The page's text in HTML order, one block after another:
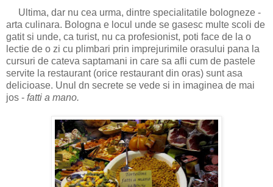
Ultima, dar nu cea urma, dintre specialitatile bologneze -
arta culinara. Bologna e locul unde se gasesc multe scoli de
gatit si unde, ca turist, nu ca profesionist, poti face de la o
lectie de o zi cu plimbari prin imprejurimile orasului pana la
cursuri de cateva saptamani in care sa afli cum de pastele
servite la restaurant (orice restaurant din oras) sunt asa
delicioase. Unul dn secrete se vede si in imaginea de mai
jos - fatti a mano.